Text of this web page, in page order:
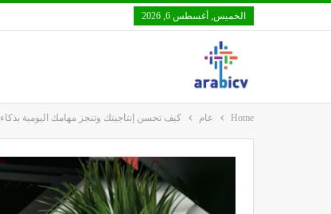
الخميس, أغسطس 6, 2026
Home عام كيف تحسن إنتاجيتك وتنجز مهامك اليومية بذكاء